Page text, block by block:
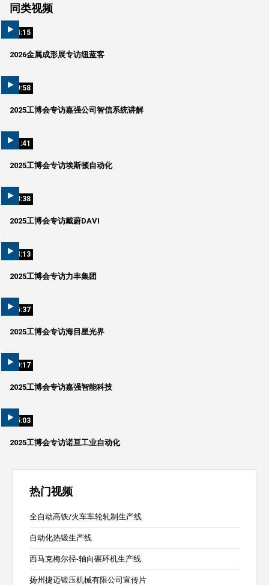
同类视频
04:15
2026金属成形展专访纽蓝客
09:58
2025工博会专访嘉强公司智信系统讲解
01:41
2025工博会专访埃斯顿自动化
03:38
2025工博会专访戴蔚DAVI
04:13
2025工博会专访力丰集团
05:37
2025工博会专访海目星光界
09:17
2025工博会专访嘉强智能科技
05:03
2025工博会专访诺亘工业自动化
热门视频
全自动高铁/火车车轮轧制生产线
自动化热锻生产线
西马克梅尔径-轴向碾环机生产线
扬州捷迈锻压机械有限公司宣传片